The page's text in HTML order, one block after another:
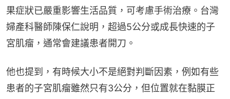
果症狀已嚴重影響生活品質，可考慮手術治療。台灣
婦產科醫師陳保仁說明，超過5公分或成長快速的子
宮肌瘤，通常會建議患者開刀。
他也提到，有時候大小不是絕對判斷因素，例如有些
患者的子宮肌瘤雖然只有3公分，但位置就在黏膜正